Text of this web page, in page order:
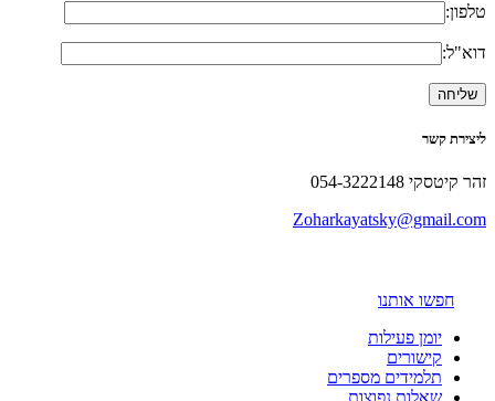
טלפון:
דוא"ל:
ליצירת קשר
זהר קיטסקי 054-3222148
Zoharkayatsky@gmail.com
חפשו אותנו
יומן פעילות
קישורים
תלמידים מספרים